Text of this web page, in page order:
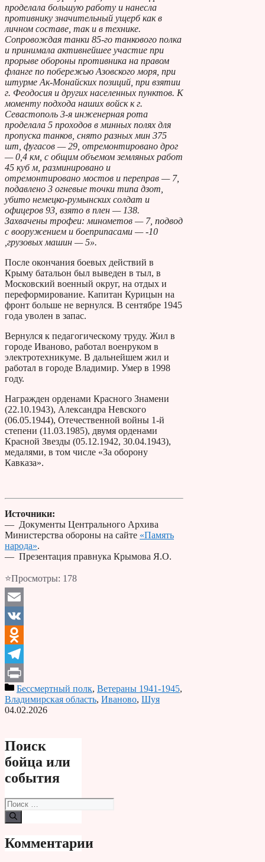
проделала большую работу и нанесла
противнику значительный ущерб как в
личном составе, так и в технике.
Сопровождая танки 85-го танкового полка
и принимала активнейшее участие при
прорыве обороны противника на правом
фланге по побережью Азовского моря, при
штурме Ак-Монайских позиций, при взятии
г. Феодосия и других населенных пунктов. К
моменту подхода наших войск к г.
Севастополь 3-я инженерная рота
проделала 5 проходов в минных полях для
пропуска танков, снято разных мин 375
шт, фугасов — 29, отремонтировано дрог
— 0,4 км, с общим объемом земляных работ
45 куб м, разминировано и
отремонтировано мостов и переправ — 7,
подавлено 3 огневые точки типа дзот,
убито немецко-румынских солдат и
офицеров 93, взято в плен — 138.
Захвачены трофеи: минометов — 7, подвод
с вооружением и боеприпасами — -10
,грузовых машин — 5».
После окончания боевых действий в
Крыму батальон был выведен в тыл, в
Московский военный округ, на отдых и
переформирование. Капитан Курицын на
фронт больше не вернулся. В сентябре 1945
года уволен в запас.
Вернулся к педагогическому труду. Жил в
городе Иваново, работал военруком в
электротехникуме. В дальнейшем жил и
работал в городе Владимир. Умер в 1998
году.
Награжден орденами Красного Знамени
(22.10.1943), Александра Невского
(06.05.1944), Отечественной войны 1-й
степени (11.03.1985), двумя орденами
Красной Звезды (05.12.1942, 30.04.1943),
медалями, в том числе «За оборону
Кавказа».
Источники:
— Документы Центрального Архива
Министерства обороны на сайте «Память
народа».
— Презентация правнука Крымова Я.О.
⭐Просмотры: 178
Email
VK
Odnoklassniki
Telegram
PrintБессмертный полк, Ветераны 1941-1945,
Владимирская область, Иваново, Шуя
04.02.2026
Поиск
бойца или
события
Поиск:
Комментарии